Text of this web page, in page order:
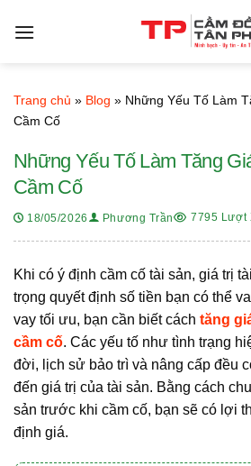
qua
Trang chủ » Blog » Những Yếu Tố Làm
Cầm Cố
Những Yếu Tố Làm Tăng
Cầm Cố
18/05/2026 Phương Trần 7795 Lượt
Khi có ý định cầm cố tài sản, giá trị
trọng quyết định số tiền bạn có thể
vay tối ưu, bạn cần biết cách tăng
cầm cố. Các yếu tố như tình trạng
đời, lịch sử bảo trì và nâng cấp đều
đến giá trị của tài sản. Bằng cách
sản trước khi cầm cố, bạn sẽ có lợi
định giá.